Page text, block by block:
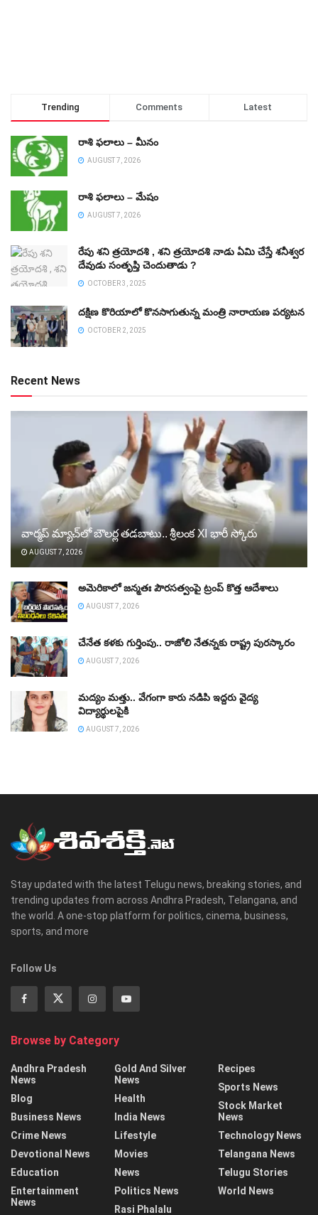
Trending Comments Latest
రాశి ఫలాలు – మీనం
AUGUST 7, 2026
రాశి ఫలాలు – మేషం
AUGUST 7, 2026
రేపు శని త్రయోదశి , శని త్రయోదశి నాడు ఏమి చేస్తే శనీశ్వర
దేవుడు సంతృప్తి చెందుతాడు ?
OCTOBER 3, 2025
దక్షిణ కొరియాలో కొనసాగుతున్న మంత్రి నారాయణ పర్యటన
OCTOBER 2, 2025
Recent News
వార్మప్‌ మ్యాచ్‌లో బౌలర్ల తడబాటు.. శ్రీలంక XI భారీ స్కోరు
AUGUST 7, 2026
అమెరికాలో జన్మతః పౌరసత్వంపై ట్రంప్‌ కొత్త ఆదేశాలు
AUGUST 7, 2026
చేనేత కళకు గుర్తింపు.. రాజోలి నేతన్నకు రాష్ట్ర పురస్కారం
AUGUST 7, 2026
మద్యం మత్తు.. వేగంగా కారు నడిపి ఇద్దరు వైద్య
విద్యార్థులపైకి
AUGUST 7, 2026
Stay updated with the latest Telugu news, breaking stories, and
trending updates from across Andhra Pradesh, Telangana, and
the world. A one-stop platform for politics, cinema, business,
sports, and more
Follow Us
Browse by Category
Andhra Pradesh
News
Blog
Business News
Crime News
Devotional News
Education
Entertainment
News
Gold And Silver
News
Health
India News
Lifestyle
Movies
News
Politics News
Rasi Phalalu
Recipes
Sports News
Stock Market
News
Technology News
Telangana News
Telugu Stories
World News